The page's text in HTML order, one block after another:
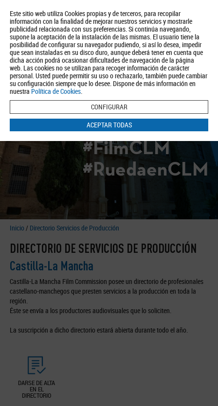
Este sitio web utiliza Cookies propias y de terceros, para recopilar
información con la finalidad de mejorar nuestros servicios y mostrarle
publicidad relacionada con sus preferencias. Si continúa navegando,
supone la aceptación de la instalación de las mismas. El usuario tiene la
posibilidad de configurar su navegador pudiendo, si así lo desea, impedir
que sean instaladas en su disco duro, aunque deberá tener en cuenta que
dicha acción podrá ocasionar dificultades de navegación de la página
web. Las cookies no se utilizan para recoger información de carácter
personal. Usted puede permitir su uso o rechazarlo, también puede cambiar
su configuración siempre que lo desee. Dispone de más información en
nuestra Política de Cookies.
CONFIGURAR
ACEPTAR TODAS
Quiénes somos Turismo Política de Privacidad Aviso Legal
Política de Cookies
BUSCAR
#FilmCLM
#RuedaenCLM
Inicio / Directorio Servicios de Producción
DIRECTORIO DE SERVICIOS DE PRODUCCIÓN
Castilla-La Mancha
Castilla-La Mancha Film Commission posee un directorio de profesionales
castellano-manchegos que presten servicios a la producción en toda la
región.
Éste se envía a los productores audiovisuales que lo soliciten.
La suscripción a dicho directorio estará abierta durante todo el año.
DARSE DE ALTA
EN EL
DIRECTORIO